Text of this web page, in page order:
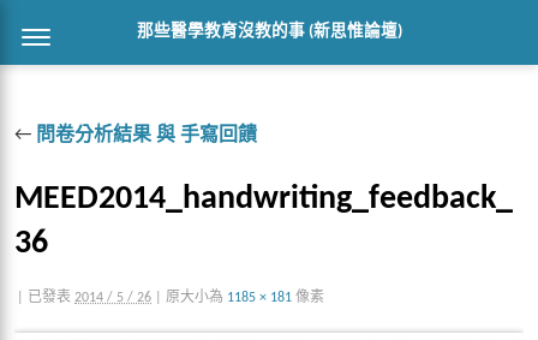
那些醫學教育沒教的事 (新思惟論壇)
← 問卷分析結果 與 手寫回饋
MEED2014_handwriting_feedback_
36
已發表 2014 / 5 / 26 原大小為 1185 × 181 像素